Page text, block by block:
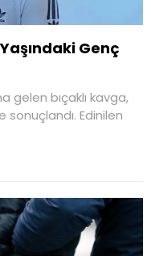
Genç
gelen bıçaklı kavga,
Edinilen